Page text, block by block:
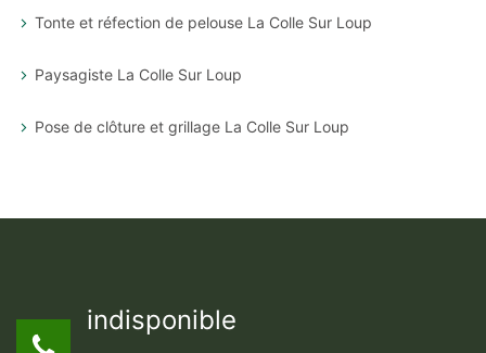
Tonte et réfection de pelouse La Colle Sur Loup
Paysagiste La Colle Sur Loup
Pose de clôture et grillage La Colle Sur Loup
indisponible